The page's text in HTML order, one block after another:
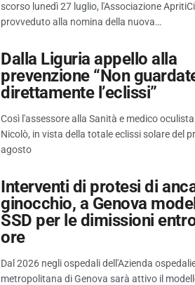
scorso lunedì 27 luglio, l'Associazione
provveduto alla nomina della nuova…
Dalla Liguria appello alla
prevenzione “Non
direttamente l’eclissi”
Così l'assessore alla Sanità e medico
Nicolò, in vista della totale eclissi solare del
agosto
Interventi di protesi di
ginocchio, a Genova
SSD per le dimissioni
ore
Dal 2026 negli ospedali dell'Azienda
metropolitana di Genova sarà attivo il